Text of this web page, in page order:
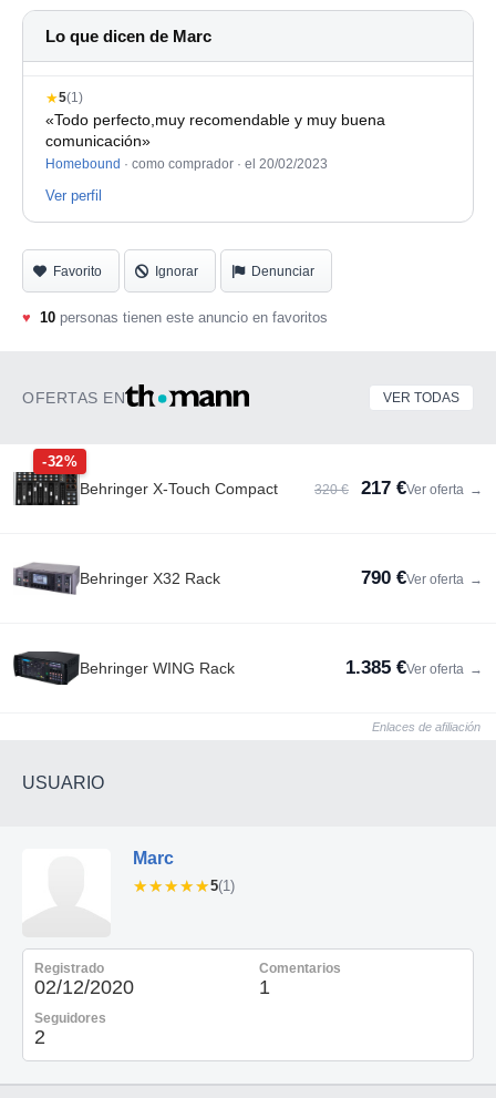
Lo que dicen de Marc
★5(1)
«Todo perfecto,muy recomendable y muy buena
comunicación»
Homebound · como comprador · el 20/02/2023
Ver perfil
Favorito Ignorar Denunciar
♥ 10 personas tienen este anuncio en favoritos
OFERTAS EN VER TODAS
-32%
Behringer X-Touch Compact 320 € 217 €Ver oferta →
Behringer X32 Rack 790 €Ver oferta →
Behringer WING Rack 1.385 €Ver oferta →
Enlaces de afiliación
USUARIO
Marc
★★★★★
★★★★★5(1)
Registrado
02/12/2020
Comentarios
1
Seguidores
2